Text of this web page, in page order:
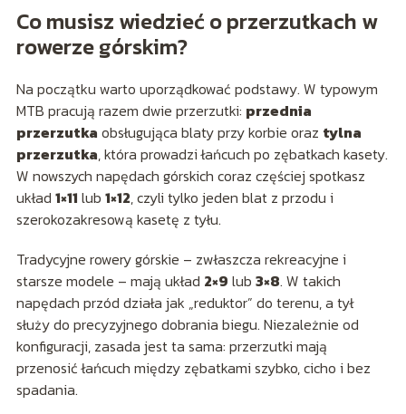
Co musisz wiedzieć o przerzutkach w
rowerze górskim?
Na początku warto uporządkować podstawy. W typowym
MTB pracują razem dwie przerzutki: przednia
przerzutka obsługująca blaty przy korbie oraz tylna
przerzutka, która prowadzi łańcuch po zębatkach kasety.
W nowszych napędach górskich coraz częściej spotkasz
układ 1×11 lub 1×12, czyli tylko jeden blat z przodu i
szerokozakresową kasetę z tyłu.
Tradycyjne rowery górskie – zwłaszcza rekreacyjne i
starsze modele – mają układ 2×9 lub 3×8. W takich
napędach przód działa jak „reduktor” do terenu, a tył
służy do precyzyjnego dobrania biegu. Niezależnie od
konfiguracji, zasada jest ta sama: przerzutki mają
przenosić łańcuch między zębatkami szybko, cicho i bez
spadania.